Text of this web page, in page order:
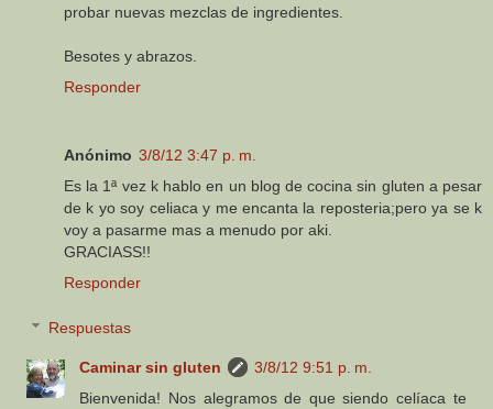
probar nuevas mezclas de ingredientes.
Besotes y abrazos.
Responder
Anónimo 3/8/12 3:47 p. m.
Es la 1ª vez k hablo en un blog de cocina sin gluten a pesar
de k yo soy celiaca y me encanta la reposteria;pero ya se k
voy a pasarme mas a menudo por aki.
GRACIASS!!
Responder
Respuestas
Caminar sin gluten
3/8/12 9:51 p. m.
Bienvenida! Nos alegramos de que siendo celíaca te